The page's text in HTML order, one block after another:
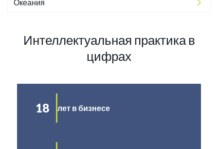
Океания
Интеллектуальная практика в
цифрах
18 лет в бизнесе